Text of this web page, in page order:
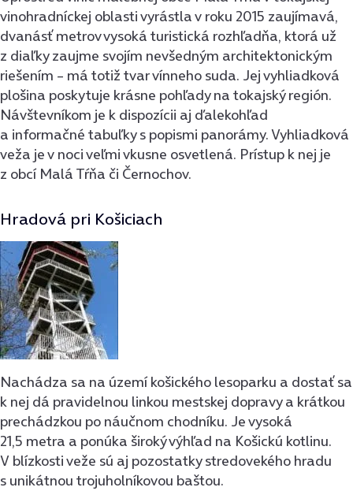
vinohradníckej oblasti vyrástla v roku 2015 zaujímavá,
dvanásť metrov vysoká turistická rozhľadňa, ktorá už
z diaľky zaujme svojím nevšedným architektonickým
riešením – má totiž tvar vínneho suda. Jej vyhliadková
plošina poskytuje krásne pohľady na tokajský región.
Návštevníkom je k dispozícii aj ďalekohľad
a informačné tabuľky s popismi panorámy. Vyhliadková
veža je v noci veľmi vkusne osvetlená. Prístup k nej je
z obcí Malá Tŕňa či Černochov.
Hradová pri Košiciach
Nachádza sa na území košického lesoparku a dostať sa
k nej dá pravidelnou linkou mestskej dopravy a krátkou
prechádzkou po náučnom chodníku. Je vysoká
21,5 metra a ponúka široký výhľad na Košickú kotlinu.
V blízkosti veže sú aj pozostatky stredovekého hradu
s unikátnou trojuholníkovou baštou.